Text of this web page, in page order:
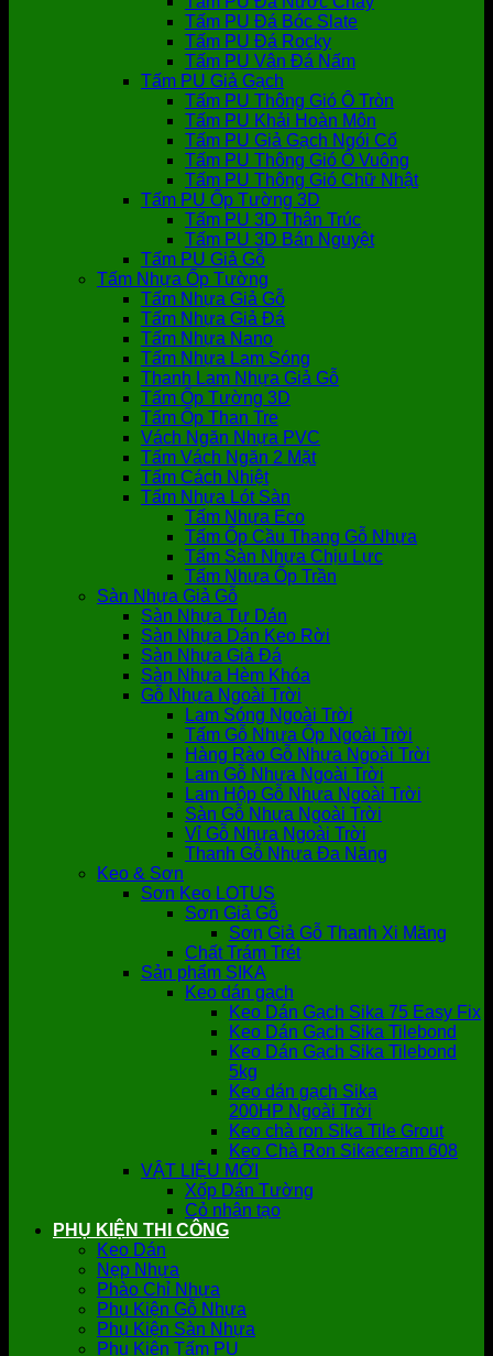
Tấm PU Đá Bóc Slate
Tấm PU Đá Rocky
Tấm PU Vân Đá Nấm
Tấm PU Giả Gạch
Tấm PU Thông Gió Ô Tròn
Tấm PU Khải Hoàn Môn
Tấm PU Giả Gạch Ngói Cổ
Tấm PU Thông Gió Ô Vuông
Tấm PU Thông Gió Chữ Nhật
Tấm PU Ốp Tường 3D
Tấm PU 3D Thân Trúc
Tấm PU 3D Bán Nguyệt
Tấm PU Giả Gỗ
Tấm Nhựa Ốp Tường
Tấm Nhựa Giả Gỗ
Tấm Nhựa Giả Đá
Tấm Nhựa Nano
Tấm Nhựa Lam Sóng
Thanh Lam Nhựa Giả Gỗ
Tấm Ốp Tường 3D
Tấm Ốp Than Tre
Vách Ngăn Nhựa PVC
Tấm Vách Ngăn 2 Mặt
Tấm Cách Nhiệt
Tấm Nhựa Lót Sàn
Tấm Nhựa Eco
Tấm Ốp Cầu Thang Gỗ Nhựa
Tấm Sàn Nhựa Chịu Lực
Tấm Nhựa Ốp Trần
Sàn Nhựa Giả Gỗ
Sàn Nhựa Tự Dán
Sàn Nhựa Dán Keo Rời
Sàn Nhựa Giả Đá
Sàn Nhựa Hèm Khóa
Gỗ Nhựa Ngoài Trời
Lam Sóng Ngoài Trời
Tấm Gỗ Nhựa Ốp Ngoài Trời
Hàng Rào Gỗ Nhựa Ngoài Trời
Lam Gỗ Nhựa Ngoài Trời
Lam Hộp Gỗ Nhựa Ngoài Trời
Sàn Gỗ Nhựa Ngoài Trời
Vỉ Gỗ Nhựa Ngoài Trời
Thanh Gỗ Nhựa Đa Năng
Keo & Sơn
Sơn Keo LOTUS
Sơn Giả Gỗ
Sơn Giả Gỗ Thanh Xi Măng
Chất Trám Trét
Sản phẩm SIKA
Keo dán gạch
Keo Dán Gạch Sika 75 Easy Fix
Keo Dán Gạch Sika Tilebond
Keo Dán Gạch Sika Tilebond
5kg
Keo dán gạch Sika
200HP Ngoài Trời
Keo chà ron Sika Tile Grout
Keo Chà Ron Sikaceram 608
VẬT LIỆU MỚI
Xốp Dán Tường
Cỏ nhân tạo
PHỤ KIỆN THI CÔNG
Keo Dán
Nẹp Nhựa
Phào Chỉ Nhựa
Phụ Kiện Gỗ Nhựa
Phụ Kiện Sàn Nhựa
Phụ Kiện Tấm PU